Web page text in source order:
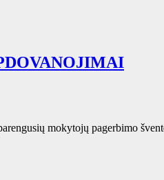
mokytojų pagerbimo